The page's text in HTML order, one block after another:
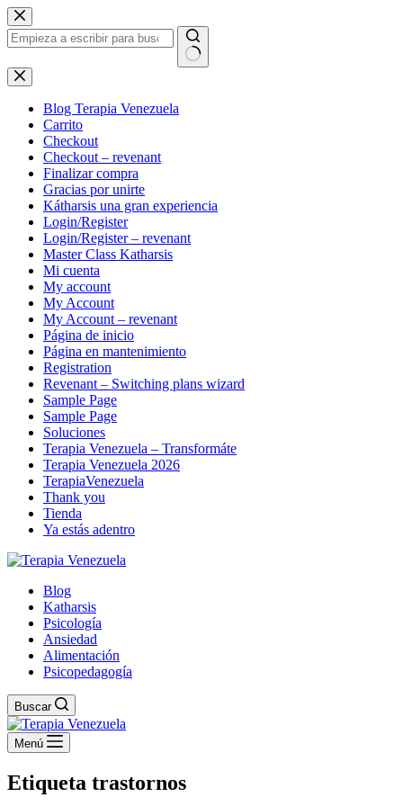
Saltar
al
contenido
Sin
resultados
Blog Terapia Venezuela
Carrito
Checkout
Checkout – revenant
Finalizar compra
Gracias por unirte
Kátharsis una gran experiencia
Login/Register
Login/Register – revenant
Master Class Katharsis
Mi cuenta
My account
My Account
My Account – revenant
Página de inicio
Página en mantenimiento
Registration
Revenant – Switching plans wizard
Sample Page
Sample Page
Soluciones
Terapia Venezuela – Transformáte
Terapia Venezuela 2026
TerapiaVenezuela
Thank you
Tienda
Ya estás adentro
Blog
Katharsis
Psicología
Ansiedad
Alimentación
Psicopedagogía
Buscar
Menú
Etiqueta trastornos